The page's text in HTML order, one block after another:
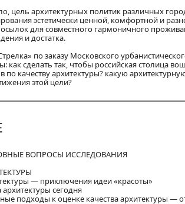
цель архитектурных политик различных
эстетически ценной, комфортной и
для совместного гармоничного
и достатка.
по заказу Московского
как сделать так, чтобы российская столица
качеству архитектуры? какую
этой цели?
ВОПРОСЫ ИССЛЕДОВАНИЯ
— приключения идеи «красоты»
сегодня
подходы к оценке качества архитектуры —